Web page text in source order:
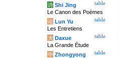
table
诗 Shi Jing
Le Canon des Poèmes
table
论 Lun Yu
Les Entretiens
table
大 Daxue
La Grande Étude
table
中 Zhongyong